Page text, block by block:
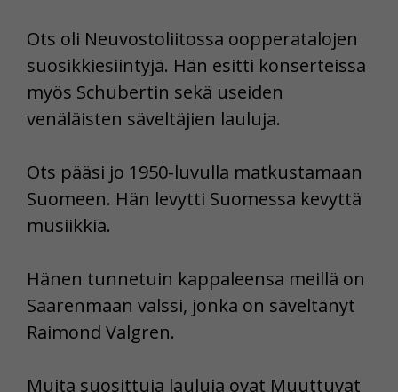
Ots oli Neuvostoliitossa oopperatalojen
suosikkiesiintyjä. Hän esitti konserteissa
myös Schubertin sekä useiden
venäläisten säveltäjien lauluja.
Ots pääsi jo 1950-luvulla matkustamaan
Suomeen. Hän levytti Suomessa kevyttä
musiikkia.
Hänen tunnetuin kappaleensa meillä on
Saarenmaan valssi, jonka on säveltänyt
Raimond Valgren.
Muita suosittuja lauluja ovat Muuttuvat